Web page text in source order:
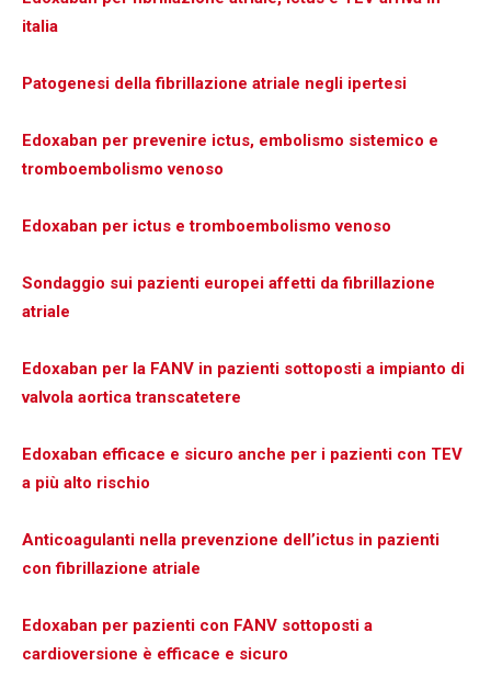
italia
Patogenesi della fibrillazione atriale negli ipertesi
Edoxaban per prevenire ictus, embolismo sistemico e
tromboembolismo venoso
Edoxaban per ictus e tromboembolismo venoso
Sondaggio sui pazienti europei affetti da fibrillazione
atriale
Edoxaban per la FANV in pazienti sottoposti a impianto di
valvola aortica transcatetere
Edoxaban efficace e sicuro anche per i pazienti con TEV
a più alto rischio
Anticoagulanti nella prevenzione dell’ictus in pazienti
con fibrillazione atriale
Edoxaban per pazienti con FANV sottoposti a
cardioversione è efficace e sicuro